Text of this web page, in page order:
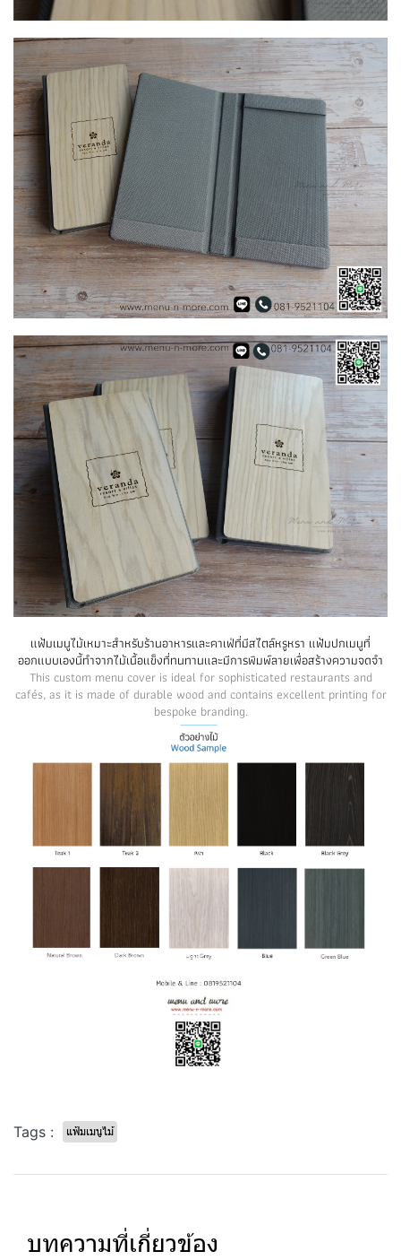
แฟ้มเมนูไม้เหมาะสำหรับร้านอาหารและคาเฟ่ที่มีสไตล์หรูหรา แฟ้มปกเมนูที่
ออกแบบเองนี้ทำจากไม้เนื้อแข็งที่ทนทานและมีการพิมพ์ลายเพื่อสร้างความจดจำ
This custom menu cover is ideal for sophisticated restaurants and
cafés, as it is made of durable wood and contains excellent printing for
bespoke branding.
Tags : แฟ้มเมนูไม้
บทความที่เกี่ยวข้อง